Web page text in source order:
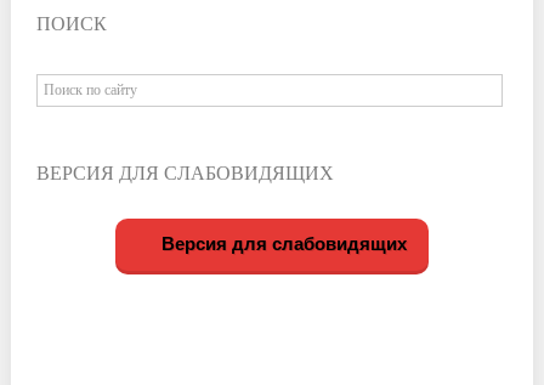
ПОИСК
ВЕРСИЯ ДЛЯ СЛАБОВИДЯЩИХ
Версия для слабовидящих